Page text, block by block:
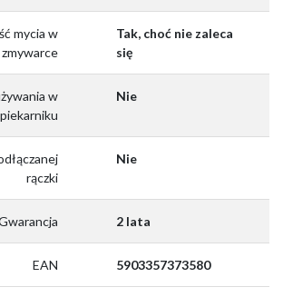
mycia w
zmywarce
Tak, choć nie zaleca
się
w
piekarniku
Nie
rączki
Nie
2 lata
EAN 5903357373580